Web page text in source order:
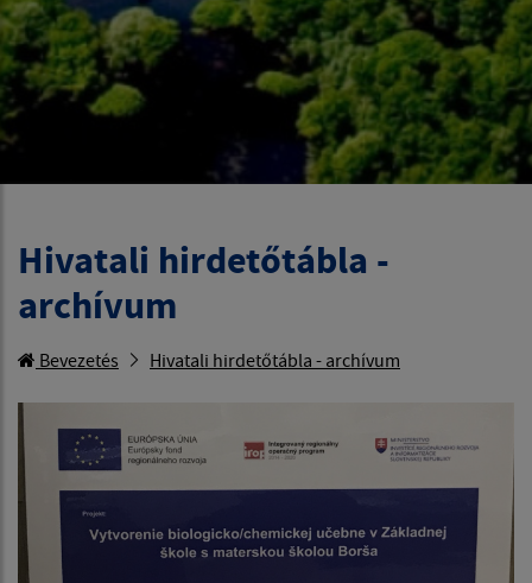
Hivatali hirdetőtábla -
archívum
Bevezetés Hivatali hirdetőtábla - archívum